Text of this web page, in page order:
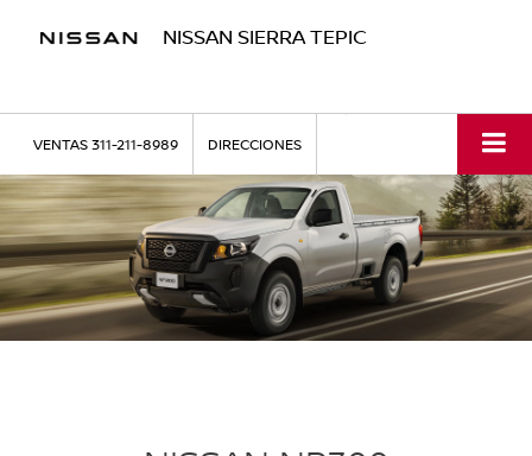
NISSAN SIERRA TEPIC
VENTAS311-211-8989 DIRECCIONES